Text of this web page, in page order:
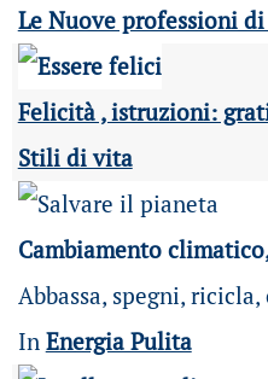
Le Nuove professioni
Felicità , istruzioni:
Stili di vita
Cambiamento
Abbassa, spegni,
In Energia Pulita